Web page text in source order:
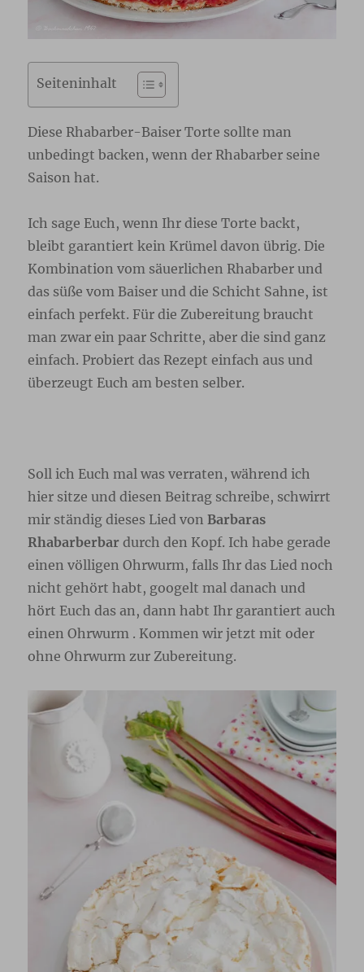
Seiteninhalt
Diese Rhabarber-Baiser Torte sollte man
unbedingt backen, wenn der Rhabarber seine
Saison hat.
Ich sage Euch, wenn Ihr diese Torte backt,
bleibt garantiert kein Krümel davon übrig. Die
Kombination vom säuerlichen Rhabarber und
das süße vom Baiser und die Schicht Sahne, ist
einfach perfekt. Für die Zubereitung braucht
man zwar ein paar Schritte, aber die sind ganz
einfach. Probiert das Rezept einfach aus und
überzeugt Euch am besten selber.
Soll ich Euch mal was verraten, während ich
hier sitze und diesen Beitrag schreibe, schwirrt
mir ständig dieses Lied vonBarbaras
Rhabarberbardurch den Kopf. Ich habe gerade
einen völligen Ohrwurm, falls Ihr das Lied noch
nicht gehört habt, googelt mal danach und
hört Euch das an, dann habt Ihr garantiert auch
einen Ohrwurm . Kommen wir jetzt mit oder
ohne Ohrwurm zur Zubereitung.